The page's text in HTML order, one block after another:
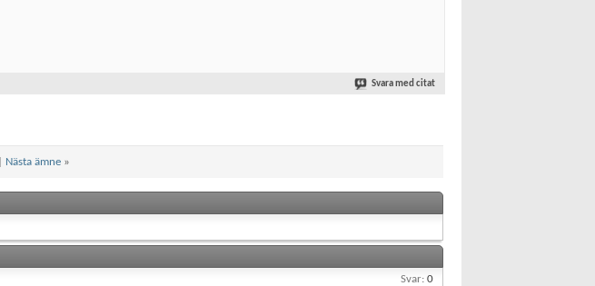
Svara med citat
Nästa ämne »
Svar: 0